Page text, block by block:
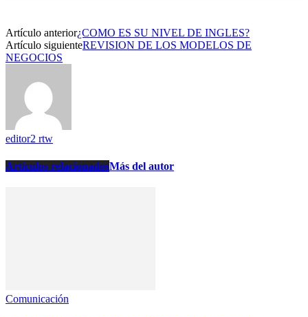
Artículo anterior¿COMO ES SU NIVEL DE INGLES?
Artículo siguienteREVISION DE LOS MODELOS DE
NEGOCIOS
editor2 rtw
Artículos relacionadosMás del autor
Comunicación